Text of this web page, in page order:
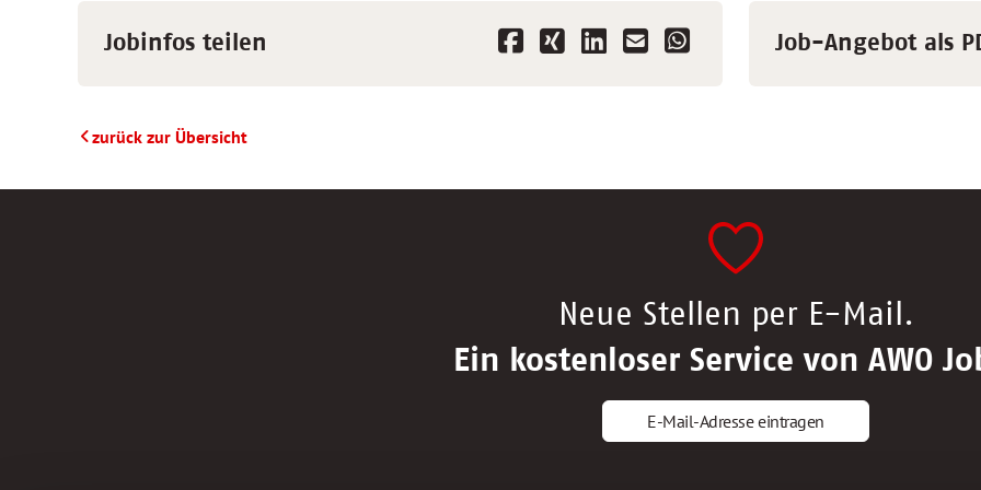
Jobinfos teilen Job-Angebot als
zurück zur Übersicht
Neue Stellen per E-Mail.
Ein kostenloser Service von AWO
E-Mail-Adresse eintragen